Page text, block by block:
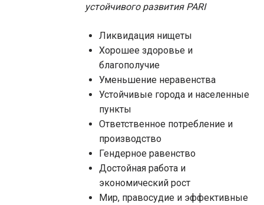
устойчивого развития PARI
Ликвидация нищеты
Хорошее здоровье и
благополучие
Уменьшение неравенства
Устойчивые города и населенные
пункты
Ответственное потребление и
производство
Гендерное равенство
Достойная работа и
экономический рост
Мир, правосудие и эффективные